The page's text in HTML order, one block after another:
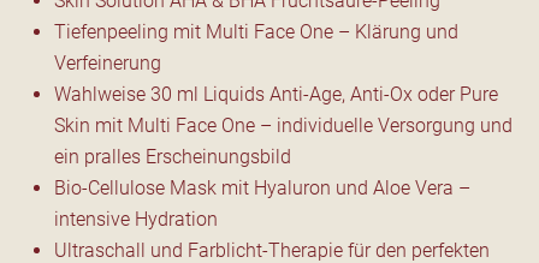
Tiefenpeeling mit Multi Face One – Klärung und
Verfeinerung
Wahlweise 30 ml Liquids Anti-Age, Anti-Ox oder Pure
Skin mit Multi Face One – individuelle Versorgung und
ein pralles Erscheinungsbild
Bio-Cellulose Mask mit Hyaluron und Aloe Vera –
intensive Hydration
Ultraschall und Farblicht-Therapie für den perfekten